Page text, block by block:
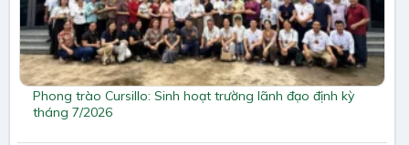
Phong trào Cursillo: Sinh hoạt trường lãnh đạo định kỳ
tháng 7/2026